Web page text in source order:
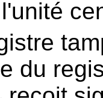
du